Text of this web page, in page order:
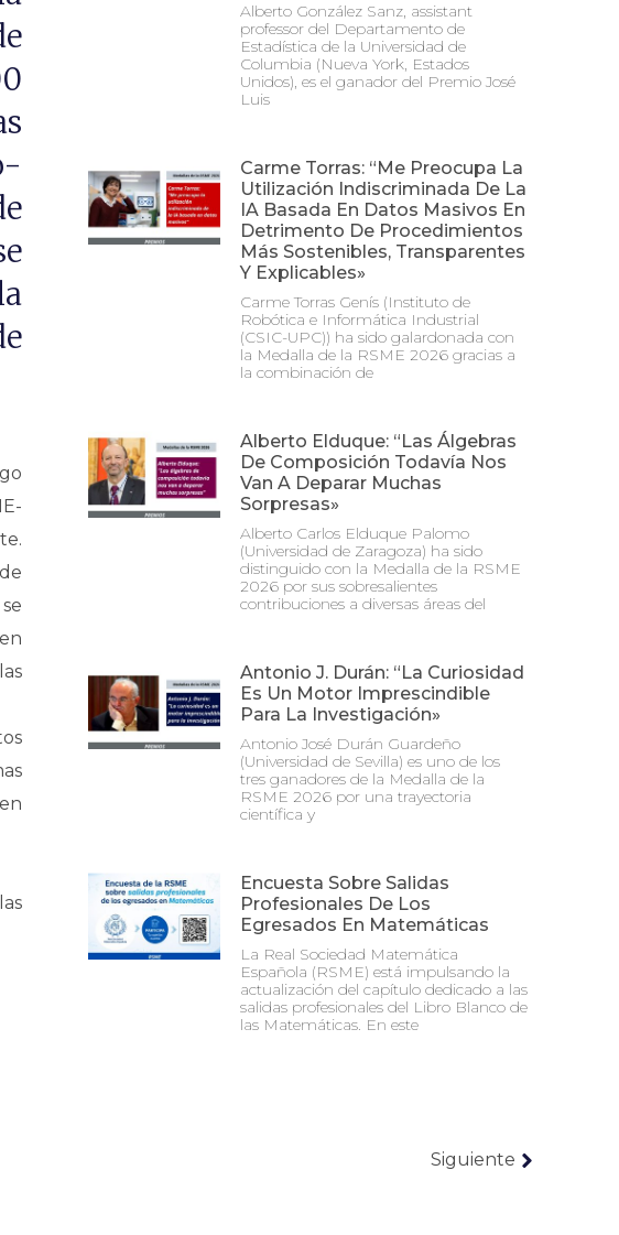
Alberto González Sanz, assistant
professor del Departamento de
Estadística de la Universidad de
Columbia (Nueva York, Estados
Unidos), es el ganador del Premio José
Luis
Carme Torras: “Me Preocupa La
Utilización Indiscriminada De La
IA Basada En Datos Masivos En
Detrimento De Procedimientos
Más Sostenibles, Transparentes
Y Explicables»
Carme Torras Genís (Instituto de
Robótica e Informática Industrial
(CSIC-UPC)) ha sido galardonada con
la Medalla de la RSME 2026 gracias a
la combinación de
Alberto Elduque: “Las Álgebras
De Composición Todavía Nos
Van A Deparar Muchas
Sorpresas»
Alberto Carlos Elduque Palomo
(Universidad de Zaragoza) ha sido
distinguido con la Medalla de la RSME
2026 por sus sobresalientes
contribuciones a diversas áreas del
Antonio J. Durán: “La Curiosidad
Es Un Motor Imprescindible
Para La Investigación»
Antonio José Durán Guardeño
(Universidad de Sevilla) es uno de los
tres ganadores de la Medalla de la
RSME 2026 por una trayectoria
científica y
Encuesta Sobre Salidas
Profesionales De Los
Egresados En Matemáticas
La Real Sociedad Matemática
Española (RSME) está impulsando la
actualización del capítulo dedicado a las
salidas profesionales del Libro Blanco de
las Matemáticas. En este
Siguiente